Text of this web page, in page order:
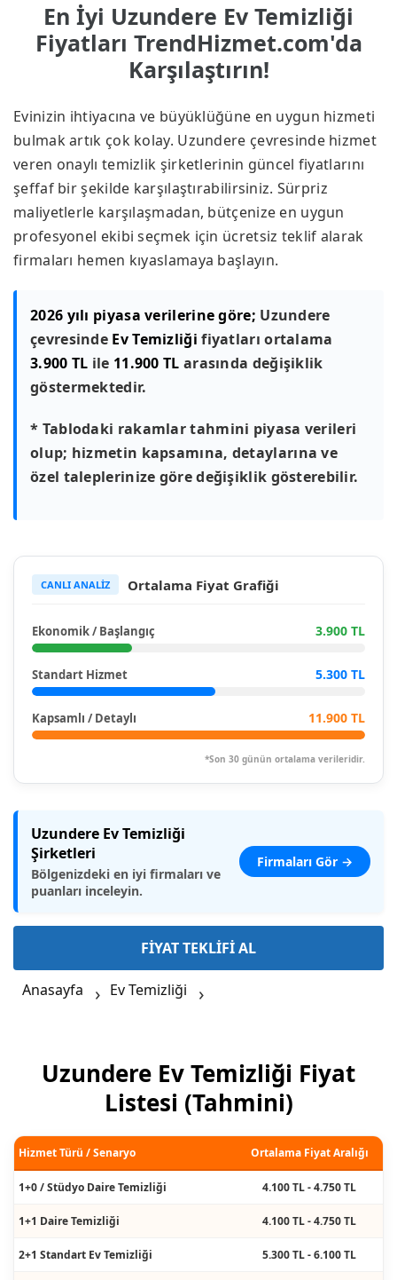
En İyi Uzundere Ev Temizliği
Fiyatları TrendHizmet.com'da
Karşılaştırın!
Evinizin ihtiyacına ve büyüklüğüne en uygun hizmeti
bulmak artık çok kolay. Uzundere çevresinde hizmet
veren onaylı temizlik şirketlerinin güncel fiyatlarını
şeffaf bir şekilde karşılaştırabilirsiniz. Sürpriz
maliyetlerle karşılaşmadan, bütçenize en uygun
profesyonel ekibi seçmek için ücretsiz teklif alarak
firmaları hemen kıyaslamaya başlayın.
2026 yılı piyasa verilerine göre; Uzundere
çevresinde Ev Temizliği fiyatları ortalama
3.900 TL ile 11.900 TL arasında değişiklik
göstermektedir.
* Tablodaki rakamlar tahmini piyasa verileri
olup; hizmetin kapsamına, detaylarına ve
özel taleplerinize göre değişiklik gösterebilir.
CANLI ANALİZ Ortalama Fiyat Grafiği
Ekonomik / Başlangıç 3.900 TL
Standart Hizmet 5.300 TL
Kapsamlı / Detaylı 11.900 TL
*Son 30 günün ortalama verileridir.
Uzundere Ev Temizliği
Şirketleri
Bölgenizdeki en iyi firmaları ve
puanları inceleyin.
Firmaları Gör →
FİYAT TEKLİFİ AL
Anasayfa Ev Temizliği
Uzundere Ev Temizliği Fiyat
Listesi (Tahmini)
Hizmet Türü / Senaryo Ortalama Fiyat Aralığı
1+0 / Stüdyo Daire Temizliği 4.100 TL - 4.750 TL
1+1 Daire Temizliği 4.100 TL - 4.750 TL
2+1 Standart Ev Temizliği 5.300 TL - 6.100 TL